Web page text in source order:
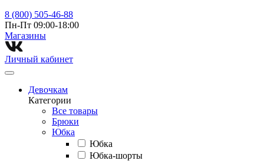
8 (800) 505-46-88
Пн-Пт 09:00-18:00
Магазины⁠
Личный кабинет
Девочкам
Категории
Все товары
Брюки
Юбка
Юбка
Юбка-шорты